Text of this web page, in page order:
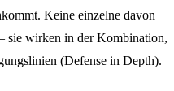
Keine einzelne davon
sie wirken in der Kombination,
(Defense in Depth).